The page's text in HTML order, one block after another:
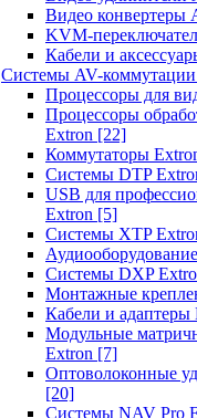
Видео конвертеры
KVM-
Кабели и
Системы AV-
Процессоры для
Процессоры
Extron [22]
Коммутаторы
Системы DTP
USB для
Extron [5]
Системы XTP
Системы DXP
Монтажные
Кабели и адаптеры
Модульные
Extron [7]
Оптоволоконные
[20]
Системы NAV Pro